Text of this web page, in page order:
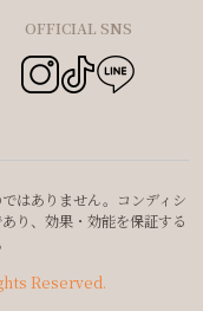
OFFICIAL SNS
はありません。コンディシ
り、効果・効能を保証する
Reserved.